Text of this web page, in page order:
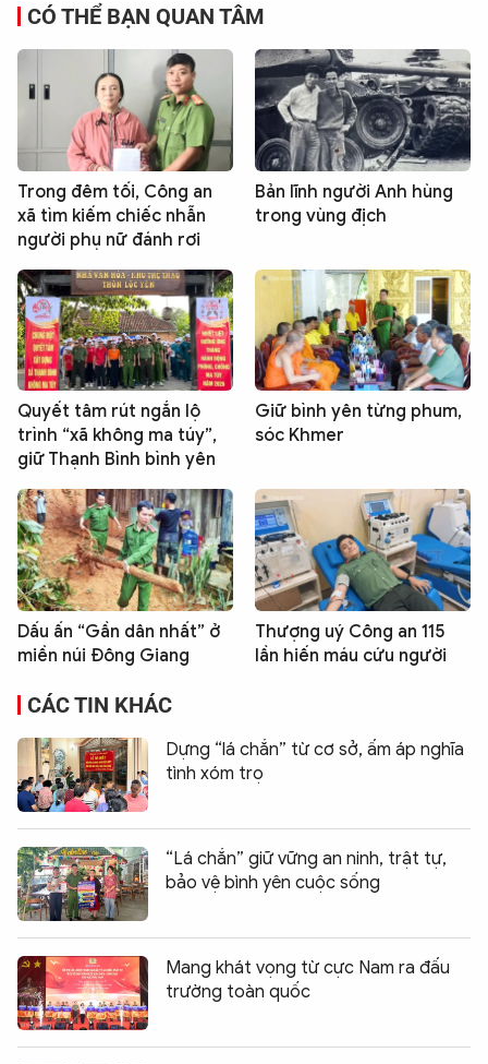
CÓ THỂ BẠN QUAN TÂM
Trong đêm tối, Công an
xã tìm kiếm chiếc nhẫn
người phụ nữ đánh rơi
Bản lĩnh người Anh hùng
trong vùng địch
Quyết tâm rút ngắn lộ
trình “xã không ma túy”,
giữ Thạnh Bình bình yên
Giữ bình yên từng phum,
sóc Khmer
Dấu ấn “Gần dân nhất” ở
miền núi Đông Giang
Thượng uý Công an 115
lần hiến máu cứu người
CÁC TIN KHÁC
Dựng “lá chắn” từ cơ sở, ấm áp nghĩa
tình xóm trọ
“Lá chắn” giữ vững an ninh, trật tự,
bảo vệ bình yên cuộc sống
Mang khát vọng từ cực Nam ra đấu
trường toàn quốc